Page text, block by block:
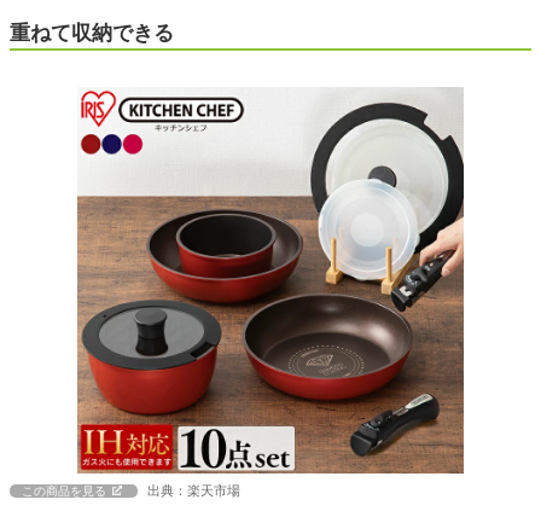
重ねて収納できる
この商品を見る 出典：楽天市場